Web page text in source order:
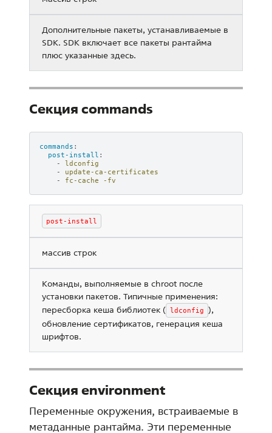
Дополнительные пакеты, устанавливаемые в
SDK. SDK включает все пакеты рантайма
плюс указанные здесь.
Секция commands
commands :
post-install :
-
ldconfig
-
update-ca-certificates
-
fc-cache -fv
post-install
массив строк
Команды, выполняемые в chroot после
установки пакетов. Типичные применения:
пересборка кеша библиотек ( ldconfig ),
обновление сертификатов, генерация кеша
шрифтов.
Секция environment
Переменные окружения, встраиваемые в
метаданные рантайма. Эти переменные